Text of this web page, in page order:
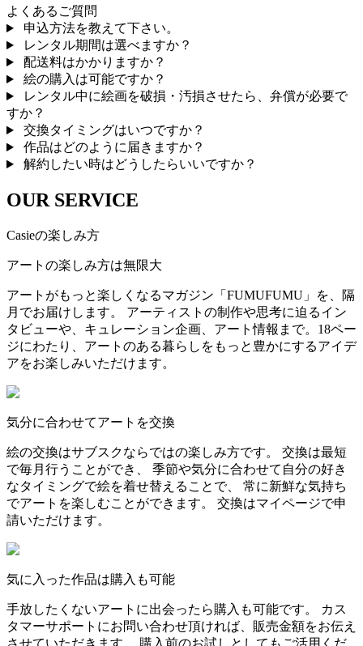
よくあるご質問
申込方法を教えて下さい。
レンタル期間は選べますか？
配送料はかかりますか？
絵の購入は可能ですか？
レンタル中に絵画を破損・汚損させたら、弁償が必要で
すか？
交換タイミングはいつですか？
作品はどのように届きますか？
解約したい時はどうしたらいいですか？
OUR SERVICE
Casieの楽しみ方
アートの楽しみ方は無限大
アートがもっと楽しくなるマガジン「FUMUFUMU」を、隔
月でお届けします。 アーティストの制作や思考に迫るイン
タビューや、キュレーション企画、アート情報まで。18ペー
ジにわたり、アートのある暮らしをもっと豊かにするアイデ
アをお楽しみいただけます。
気分に合わせてアートを交換
絵の交換はサブスクならではの楽しみ方です。 交換は最短
で毎月行うことができ、 季節や気分に合わせて自分の好き
なタイミングで絵を着せ替えることで、 常に新鮮な気持ち
でアートを楽しむことができます。 交換はマイページで申
請いただけます。
気に入った作品は購入も可能
手放したくないアートに出会ったら購入も可能です。 カス
タマーサポートにお問い合わせ頂ければ、販売金額をお伝え
させていただきます。 購入前のお試しとしてもご活用くだ